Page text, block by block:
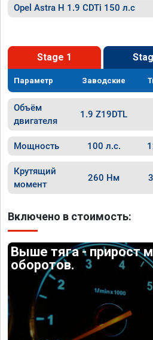
Opel Astra H 1.9 CDTi 150 л.с
Stage 1
Параметр Заводские
Объём
двигателя
1.9 Z19DTL
Мощность 100 л.с.
Крутящий
момент
260 Нм
Включено в стоимость:
Выше тяга - прирост
оборотов.